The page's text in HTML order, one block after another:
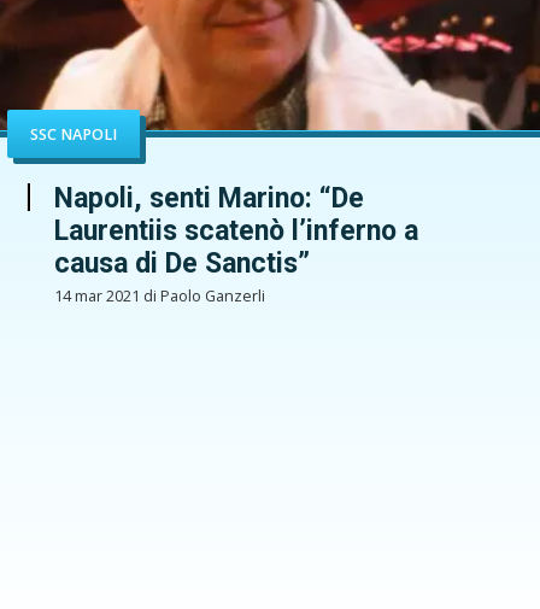
SSC NAPOLI
Napoli, senti Marino: “De
Laurentiis scatenò l’inferno a
causa di De Sanctis”
14 mar 2021 di Paolo Ganzerli